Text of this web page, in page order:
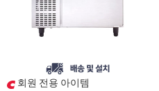
회원 전용 아이템